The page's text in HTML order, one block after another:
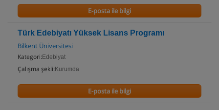
E-posta ile bilgi
Türk Edebiyatı Yüksek Lisans Programı
Bilkent Üniversitesi
Kategori: Edebiyat
Çalışma şekli: Kurumda
E-posta ile bilgi